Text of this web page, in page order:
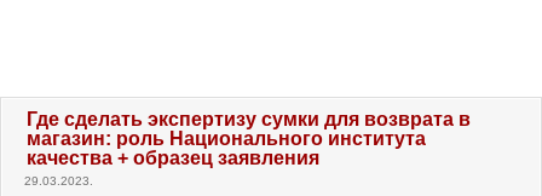
Где сделать экспертизу сумки для возврата в
магазин: роль Национального института
качества + образец заявления
29.03.2023.